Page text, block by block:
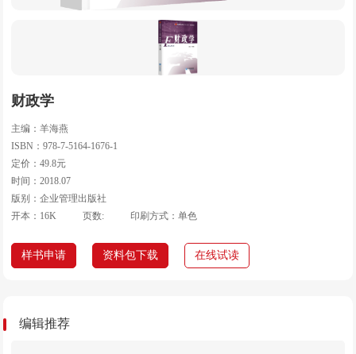
财政学
主编：羊海燕
ISBN：978-7-5164-1676-1
定价：49.8元
时间：2018.07
版别：企业管理出版社
开本：16K
页数: 印刷方式：单色
样书申请 资料包下载 在线试读
编辑推荐